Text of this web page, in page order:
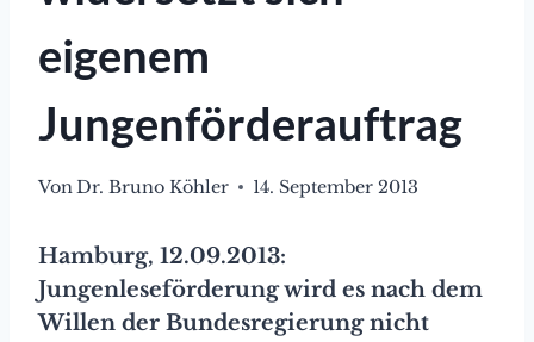
eigenem
Jungenförderauftrag
VonDr. Bruno Köhler 14. September 2013
Hamburg, 12.09.2013:
Jungenleseförderung wird es nach dem
Willen der Bundesregierung nicht